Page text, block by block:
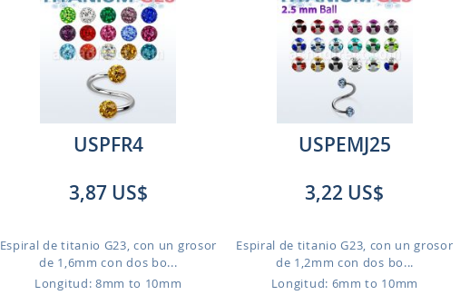
USPFR4
3,87 US$
Espiral de titanio G23, con un grosor
de 1,6mm con dos bo...
Longitud: 8mm to 10mm
USPEMJ25
3,22 US$
Espiral de titanio G23, con un grosor
de 1,2mm con dos bo...
Longitud: 6mm to 10mm